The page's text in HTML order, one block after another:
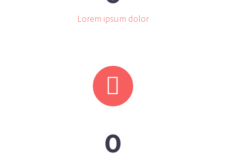
Lorem ipsum dolor


0